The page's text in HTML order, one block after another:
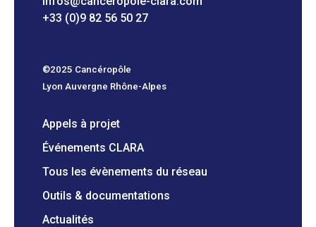
+33 (0)9 82 56 50 27
©2025 Cancéropôle
Lyon Auvergne Rhône-Alpes
Appels à projet
Événements CLARA
Tous les évènements du réseau
Outils & documentations
Actualités